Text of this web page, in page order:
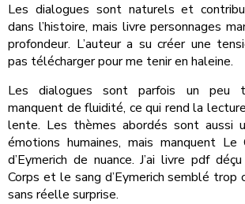
Les dialogues sont naturels et
dans l’histoire, mais livre personnages
profondeur. L’auteur a su créer une
pas télécharger pour me tenir en haleine.
Les dialogues sont parfois un peu
manquent de fluidité, ce qui rend la
lente. Les thèmes abordés sont aussi
émotions humaines, mais manquent
d’Eymerich de nuance. J’ai livre pdf
Corps et le sang d’Eymerich semblé
sans réelle surprise.